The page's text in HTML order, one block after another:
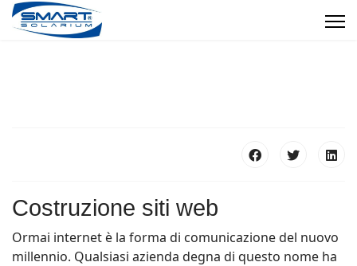
Costruzione siti web
Ormai internet è la forma di comunicazione del nuovo
millennio. Qualsiasi azienda degna di questo nome ha